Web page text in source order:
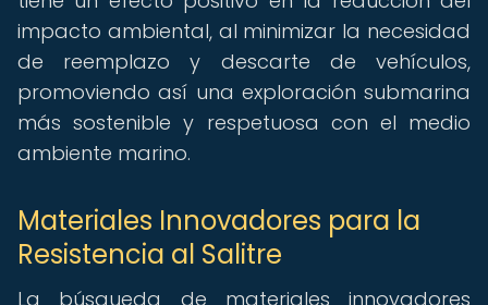
impacto ambiental, al minimizar la necesidad
de reemplazo y descarte de vehículos,
promoviendo así una exploración submarina
más sostenible y respetuosa con el medio
ambiente marino.
Materiales Innovadores para la
Resistencia al Salitre
La búsqueda de materiales innovadores